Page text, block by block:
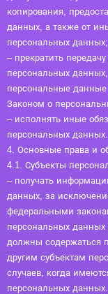
копирования,
данных, а также от
персональных данных;
– прекратить
персональных
персональные данные
Законом о
– исполнять иные
персональных данных.
4. Основные права и
4.1. Субъекты
– получать
данных, за
федеральными
персональных
должны содержаться
другим субъектам
случаев, когда
персональных